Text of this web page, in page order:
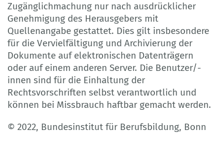
Zugänglichmachung nur nach ausdrücklicher
Genehmigung des Herausgebers mit
Quellenangabe gestattet. Dies gilt insbesondere
für die Vervielfältigung und Archivierung der
Dokumente auf elektronischen Datenträgern
oder auf einem anderen Server. Die Benutzer/-
innen sind für die Einhaltung der
Rechtsvorschriften selbst verantwortlich und
können bei Missbrauch haftbar gemacht werden.
© 2022, Bundesinstitut für Berufsbildung, Bonn